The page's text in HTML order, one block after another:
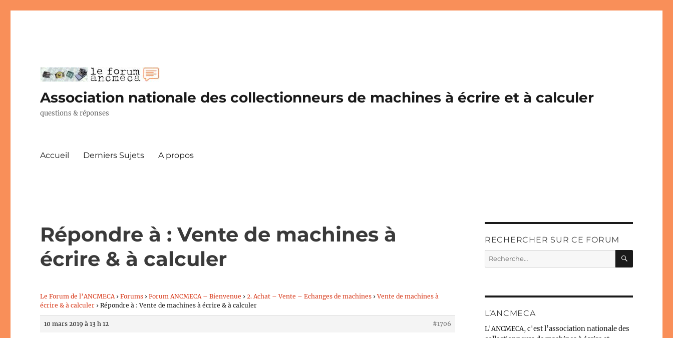
Association nationale des collectionneurs de machines à écrire et à calculer
questions & réponses
Accueil Derniers Sujets A propos
Répondre à : Vente de machines à
écrire & à calculer
Le Forum de l’ANCMECA › Forums › Forum ANCMECA – Bienvenue › 2. Achat – Vente – Echanges de machines › Vente de machines à
écrire & à calculer › Répondre à : Vente de machines à écrire & à calculer
10 mars 2019 à 13 h 12 #1706
RECHERCHER SUR CE FORUM
Recherche
pour :
L’ANCMECA
L'ANCMECA, c'est l’association nationale des